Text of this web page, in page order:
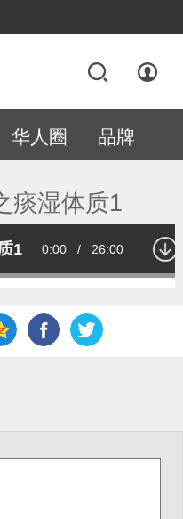
华人圈 品牌
痰湿体质1
1 Current
0:00 / Duration
26:00